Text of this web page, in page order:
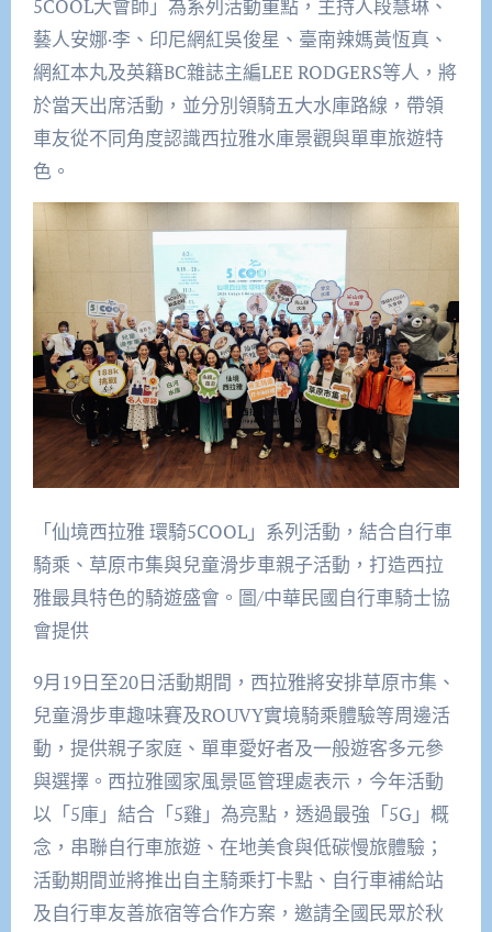
5COOL大會師」為系列活動重點，主持人段慧琳、
藝人安娜·李、印尼網紅吳俊星、臺南辣媽黃恆真、
網紅本丸及英籍BC雜誌主編LEE RODGERS等人，將
於當天出席活動，並分別領騎五大水庫路線，帶領
車友從不同角度認識西拉雅水庫景觀與單車旅遊特
色。
「仙境西拉雅 環騎5COOL」系列活動，結合自行車
騎乘、草原市集與兒童滑步車親子活動，打造西拉
雅最具特色的騎遊盛會。圖/中華民國自行車騎士協
會提供
9月19日至20日活動期間，西拉雅將安排草原市集、
兒童滑步車趣味賽及ROUVY實境騎乘體驗等周邊活
動，提供親子家庭、單車愛好者及一般遊客多元參
與選擇。西拉雅國家風景區管理處表示，今年活動
以「5庫」結合「5雞」為亮點，透過最強「5G」概
念，串聯自行車旅遊、在地美食與低碳慢旅體驗；
活動期間並將推出自主騎乘打卡點、自行車補給站
及自行車友善旅宿等合作方案，邀請全國民眾於秋